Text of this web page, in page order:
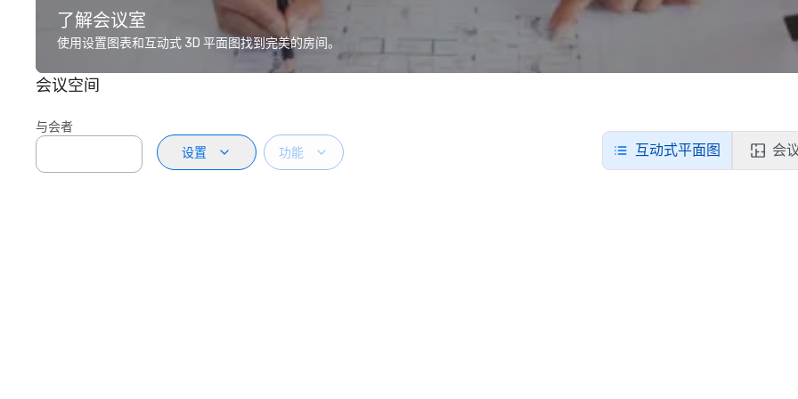
了解会议室
使用设置图表和互动式 3D 平面图找到完美的房间。
会议空间
与会者
设置
功能 互动式平面图 会